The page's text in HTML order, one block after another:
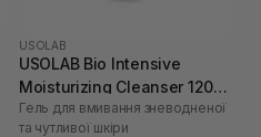
USOLAB
USOLAB Bio Intensive
Moisturizing Cleanser 120
мл
Гель для вмивання зневодненої
та чутливої шкіри